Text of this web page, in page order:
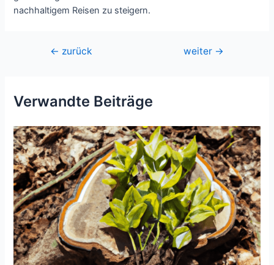
nachhaltigem Reisen zu steigern.
Beitragsnavigation
← zurück weiter →
Verwandte Beiträge